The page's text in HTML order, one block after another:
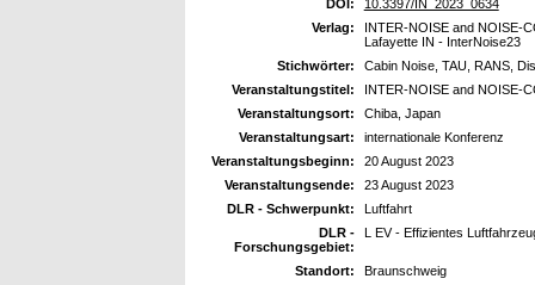
DOI:
10.3397/IN_2023_0634
Verlag:
INTER-NOISE and NOISE-
Lafayette IN - InterNoise23
Stichwörter:
Cabin Noise, TAU, RANS,
Veranstaltungstitel:
INTER-NOISE and NOISE-
Veranstaltungsort:
Chiba, Japan
Veranstaltungsart:
internationale Konferenz
Veranstaltungsbeginn:
20 August 2023
Veranstaltungsende:
23 August 2023
DLR - Schwerpunkt:
Luftfahrt
DLR -
Forschungsgebiet:
L EV - Effizientes
Standort:
Braunschweig